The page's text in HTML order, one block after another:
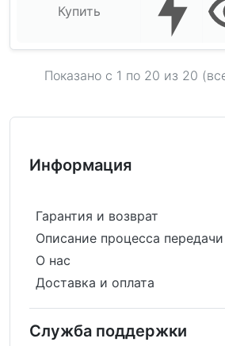
Купить
Показано с 1 по 20 из 20
Информация
Гарантия и возврат
Описание процесса
О нас
Доставка и оплата
Служба поддержки